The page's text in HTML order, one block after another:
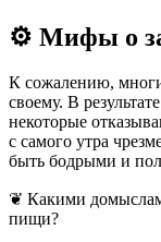
⚙ Мифы о
К сожалению,
своему. В
некоторые
с самого утра
быть бодрыми и
❦ Какими
пищи?